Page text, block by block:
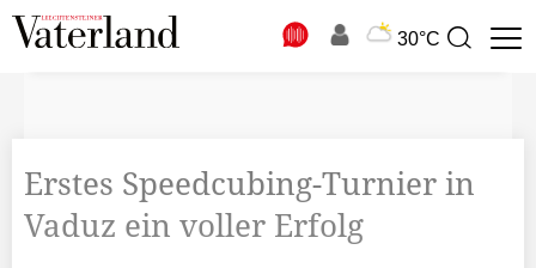
30°C
Suchbegriff
Erstes Speedcubing-Turnier in
Vaduz ein voller Erfolg